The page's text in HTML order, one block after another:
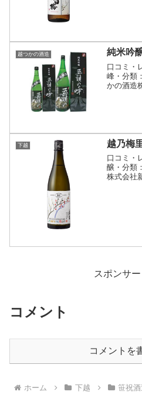
越つかの酒造 純米吟
口コミ・
峰・分類
かの酒造
下越 越乃梅
口コミ・
醸・分類
株式会社
スポンサ
コメント
コメントを
ホーム 下越 笹祝酒